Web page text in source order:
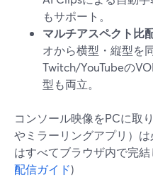
もサポート。
マルチアスペクト比
オから横型・縦型を
Twitch/YouTubeの
型も両立。
コンソール映像をPCに取
やミラーリングアプリ）
はすべてブラウザ内で完
配信ガイド)